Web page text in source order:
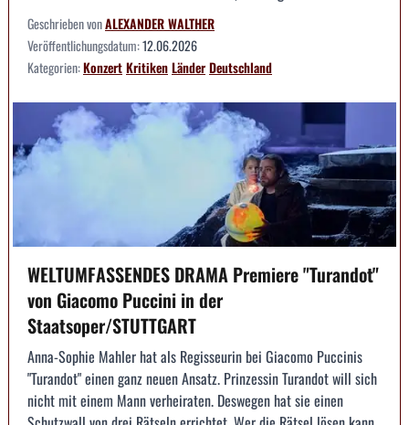
Geschrieben vonALEXANDER WALTHER
Veröffentlichungsdatum:12.06.2026
Kategorien:KonzertKritikenLänderDeutschland
WELTUMFASSENDES DRAMA Premiere "Turandot"
von Giacomo Puccini in der
Staatsoper/STUTTGART
Anna-Sophie Mahler hat als Regisseurin bei Giacomo Puccinis
"Turandot" einen ganz neuen Ansatz. Prinzessin Turandot will sich
nicht mit einem Mann verheiraten. Deswegen hat sie einen